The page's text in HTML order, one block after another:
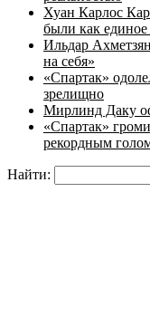
Хуан Карлос
были как
Ильдар
на себя»
«Спартак»
зрелищно
Мирлинд Даку
«Спартак»
рекордным
Найти: